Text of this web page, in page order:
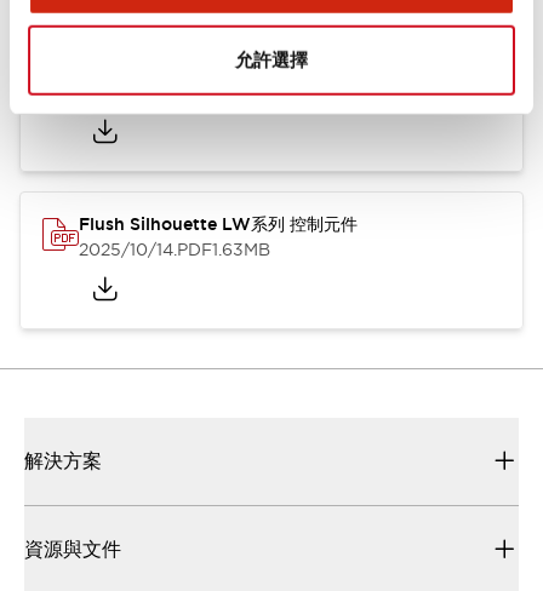
允許選擇
Flush Silhouette LW系列 控制元件 (英文版)
2025/09/19.PDF1.23MB
Flush Silhouette LW系列 控制元件
2025/10/14.PDF1.63MB
解決方案
資源與文件